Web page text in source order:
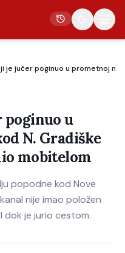
je jučer poginuo u prometnoj
poginuo u
N. Gradiške
mobitelom
popodne kod Nove
nije imao položen
dok je jurio cestom.